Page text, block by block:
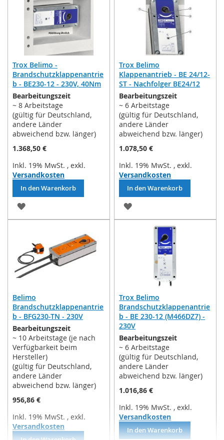
HINZUFÜGEN
Trox Belimo -
Brandschutzklappenantrie
b - BE230-12 - 230V, 40Nm
Bearbeitungszeit
~ 8 Arbeitstage
(gültig für Deutschland,
andere Länder
abweichend bzw. länger)
1.368,50 €
Inkl. 19% MwSt. , exkl.
Versandkosten
In den Warenkorb
ZUR
WUNSCHLISTE
HINZUFÜGEN
Trox Belimo
Klappenantrieb - BE 24/12-
ST - Nachfolger BE24/12
Bearbeitungszeit
~ 6 Arbeitstage
(gültig für Deutschland,
andere Länder
abweichend bzw. länger)
1.078,50 €
Inkl. 19% MwSt. , exkl.
Versandkosten
In den Warenkorb
ZUR
WUNSCHLISTE
HINZUFÜGEN
Belimo
Brandschutzklappenantrie
b - BFG230-TN - 230V
Bearbeitungszeit
~ 10 Arbeitstage (je nach
Verfügbarkeit beim
Hersteller)
(gültig für Deutschland,
andere Länder
abweichend bzw. länger)
956,86 €
Inkl. 19% MwSt. , exkl.
Versandkosten
Trox Belimo
Brandschutzklappenantrie
b - BE 230-12 (M466DZ7) -
230V
Bearbeitungszeit
~ 6 Arbeitstage
(gültig für Deutschland,
andere Länder
abweichend bzw. länger)
1.016,86 €
Inkl. 19% MwSt. , exkl.
Versandkosten
In den Warenkorb